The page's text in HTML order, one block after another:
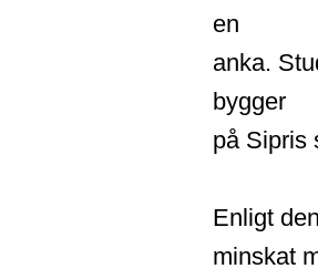
en
anka.
bygger
på Sipris
Enligt
minskat